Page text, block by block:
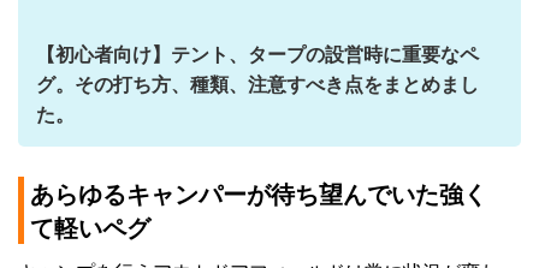
【初心者向け】テント、タープの設営時に重要なペ
グ。その打ち方、種類、注意すべき点をまとめまし
た。
あらゆるキャンパーが待ち望んでいた強く
て軽いペグ